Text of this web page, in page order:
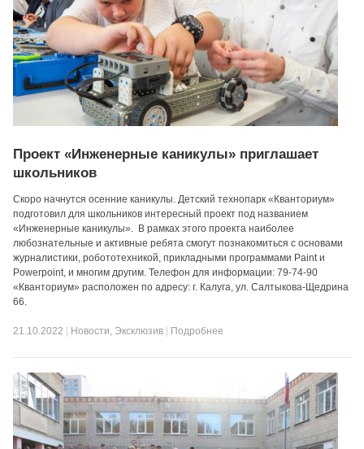
Проект «Инженерные каникулы» приглашает
школьников
Скоро начнутся осенние каникулы. Детский технопарк «Кванториум»
подготовил для школьников интересный проект под названием
«Инженерные каникулы». В рамках этого проекта наиболее
любознательные и активные ребята смогут познакомиться с основами
журналистики, робототехникой, прикладными программами Paint и
Powerpoint, и многим другим. Телефон для информации: 79-74-90
«Кванториум» расположен по адресу: г. Калуга, ул. Салтыкова-Щедрина
66.
21.10.2022 Новости, Эксклюзив Подробнее